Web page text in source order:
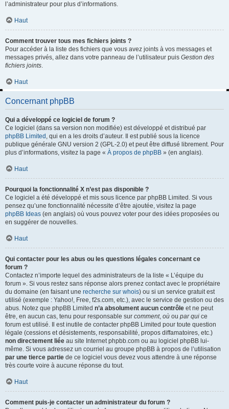
l’administrateur pour plus d’informations.
Haut
Comment trouver tous mes fichiers joints ?
Pour accéder à la liste des fichiers que vous avez joints à vos messages et
messages privés, allez dans votre panneau de l’utilisateur puis Gestion des
fichiers joints.
Haut
Concernant phpBB
Qui a développé ce logiciel de forum ?
Ce logiciel (dans sa version non modifiée) est développé et distribué par
phpBB Limited , qui en a les droits d’auteur. Il est publié sous la licence
publique générale GNU version 2 (GPL-2.0) et peut être diffusé librement. Pour
plus d’informations, visitez la page « À propos de phpBB » (en anglais).
Haut
Pourquoi la fonctionnalité X n’est pas disponible ?
Ce logiciel a été développé et mis sous licence par phpBB Limited. Si vous
pensez qu’une fonctionnalité nécessite d’être ajoutée, visitez la page
phpBB Ideas (en anglais) où vous pouvez voter pour des idées proposées ou
en suggérer de nouvelles.
Haut
Qui contacter pour les abus ou les questions légales concernant ce
forum ?
Contactez n’importe lequel des administrateurs de la liste « L’équipe du
forum ». Si vous restez sans réponse alors prenez contact avec le propriétaire
du domaine (en faisant une recherche sur whois) ou si un service gratuit est
utilisé (exemple : Yahoo!, Free, f2s.com, etc.), avec le service de gestion ou des
abus. Notez que phpBB Limited n’a absolument aucun contrôle et ne peut
être, en aucun cas, tenu pour responsable sur comment, où ou par qui ce
forum est utilisé. Il est inutile de contacter phpBB Limited pour toute question
légale (cessions et désistements, responsabilité, propos diffamatoires, etc.)
non directement liée au site Internet phpbb.com ou au logiciel phpBB lui-
même. Si vous adressez un courriel au groupe phpBB à propos de l’utilisation
par une tierce partie de ce logiciel vous devez vous attendre à une réponse
très courte voire à aucune réponse du tout.
Haut
Comment puis-je contacter un administrateur du forum ?